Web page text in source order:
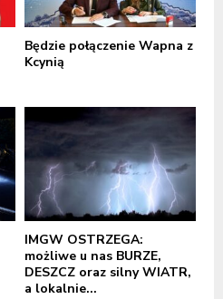
Będzie połączenie Wapna z
Kcynią
IMGW OSTRZEGA:
możliwe u nas BURZE,
DESZCZ oraz silny WIATR,
a lokalnie...